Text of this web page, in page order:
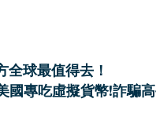
全球最值得去！
國專吃虛擬貨幣!詐騙